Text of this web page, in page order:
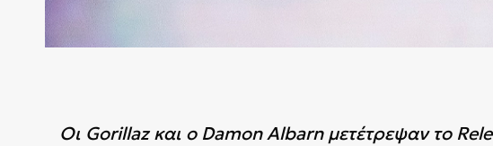
Οι Gorillazκαι ο Damon Albarn μετέτρεψαν το